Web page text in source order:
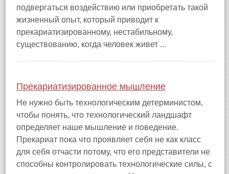
подвергаться воздействию или приобретать такой
жизненный опыт, который приводит к
прекариатизированному, нестабильному,
существованию, когда человек живет ...
Прекариатизированное мышление
Не нужно быть технологическим детерминистом,
чтобы понять, что технологический ландшафт
определяет наше мышление и поведение.
Прекариат пока что проявляет себя не как класс
для себя отчасти потому, что его представители не
способны контролировать технологические силы, с